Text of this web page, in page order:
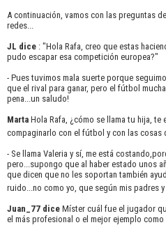
A continuación, vamos con las preguntas
redes...
JL dice : "Hola Rafa, creo que estas
pudo escapar esa competición europea?"
- Pues tuvimos mala suerte porque
que el rival para ganar, pero el fútbol
pena...un saludo!
Marta Hola Rafa, ¿cómo se llama tu hija,
compaginarlo con el fútbol y con las cosas
- Se llama Valeria y sí, me está
pero...supongo que al haber estado unos
que dicen que no les soportan también
ruido...no como yo, que según mis padres
Juan_77 dice Míster cuál fue el jugador
el más profesional o el mejor ejemplo como